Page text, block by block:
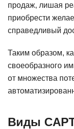
продаж, лишая
приобрести
справедливый
Таким образом,
своеобразного
от множества
Виды